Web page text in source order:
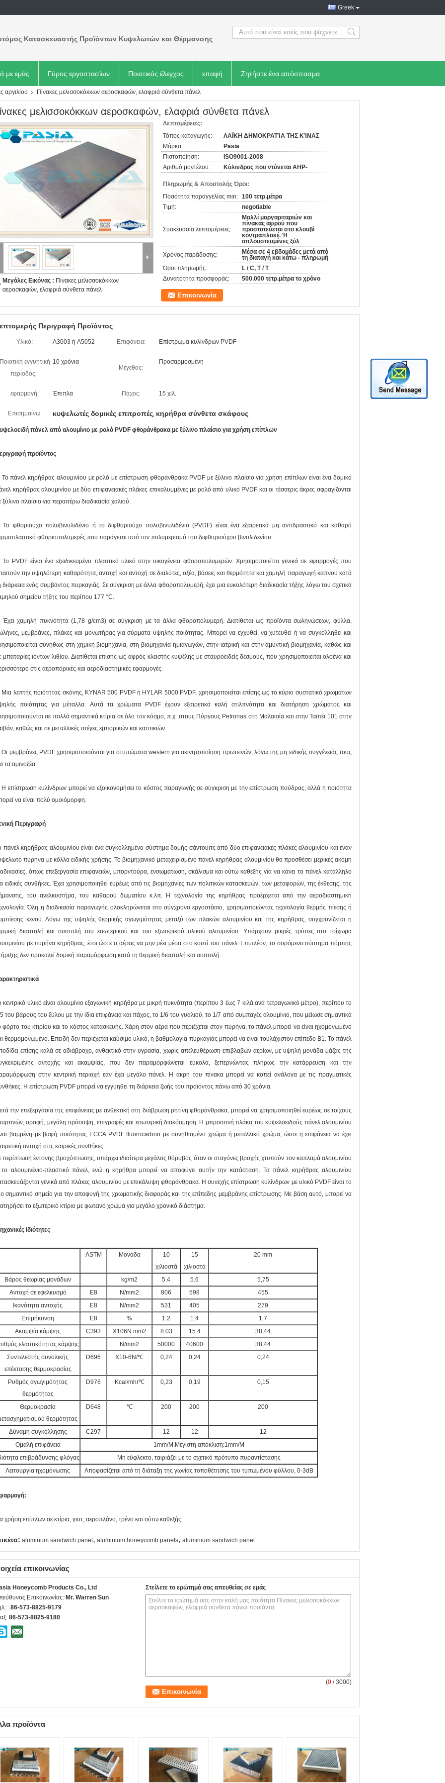
Greek
Κατασκευαστής Προϊόντων Κυψελωτών και Θέρμανσης
search
με εμάς Γύρος εργοστασίων Ποιοτικός έλεγχος επαφή Ζητήστε ένα απόσπασμα
αργιλίου Πίνακες μελισσοκόκκων αεροσκαφών, ελαφριά σύνθετα πάνελ
μελισσοκόκκων αεροσκαφών, ελαφριά σύνθετα πάνελ
Μεγάλες Εικόνας : Πίνακες μελισσοκόκκων
αεροσκαφών, ελαφριά σύνθετα πάνελ
Λεπτομέρειες:
Τόπος καταγωγής:
ΛΑΪΚΗ ΔΗΜΟΚΡΑΤΊΑ ΤΗΣ ΚΊΝΑΣ
Μάρκα:
Pasia
Πιστοποίηση:
ISO9001-2008
Αριθμό μοντέλου:
Κύλινδρος που ντύνεται AHP-
Πληρωμής & Αποστολής Όροι:
Ποσότητα παραγγελίας min: 100 τετρ.μέτρα
Τιμή:
negotiable
Συσκευασία λεπτομέρειες:
Μαλλί μαργαριταριών και
πίνακας αφρού που
προστατεύεται στο κλουβί
κοντραπλακέ. Ή
απλουστευμένες ξύλ
Χρόνος παράδοσης:
Μέσα σε 4 εβδομάδες μετά από
τη διαταγή και κάτω - πληρωμή
Όροι πληρωμής:
L / C, T / T
Δυνατότητα προσφοράς:
500.000 τετρ.μέτρα το χρόνο
Επικοινωνία
Περιγραφή Προϊόντος
Υλικό: A3003 ή A5052 Επιφάνεια: Επίστρωμα κυλίνδρων PVDF
Ποιοτική εγγυητική
περίοδος:
10 χρόνια
Μέγεθος:
Προσαρμοσμένη
εφαρμογή: Έπιπλα Πάχος: 15 χιλ.
Επισημαίνω: κυψελωτές δομικές επιτροπές, κηρήθρα σύνθετα σκάφους
πάνελ από αλουμίνιο με ρολό PVDF φθοράνθρακα με ξύλινο πλαίσιο για χρήση επίπλων
προϊόντος
Το πάνελ κηρήθρας αλουμινίου με ρολό με επίστρωση φθοράνθρακα PVDF με ξύλινο πλαίσιο για χρήση επίπλων είναι ένα δομικό
κηρήθρας αλουμινίου με δύο επιφανειακές πλάκες επικαλυμμένες με ρολό από υλικό PVDF και οι τέσσερις άκρες σφραγίζονται
ξύλινο πλαίσιο για περαιτέρω διαδικασία χαλιού.
Το φθοριούχο πολυβινυλιδένιο ή το διφθοριούχο πολυβινυλιδένιο (PVDF) είναι ένα εξαιρετικά μη αντιδραστικό και καθαρό
φθοριοπολυμερές που παράγεται από τον πολυμερισμό του διφθοριούχου βινυλιδενίου.
Το PVDF είναι ένα εξειδικευμένο πλαστικό υλικό στην οικογένεια φθοροπολυμερών. Χρησιμοποιείται γενικά σε εφαρμογές που
την υψηλότερη καθαρότητα, αντοχή και αντοχή σε διαλύτες, οξέα, βάσεις και θερμότητα και χαμηλή παραγωγή καπνού κατά
διάρκεια ενός συμβάντος πυρκαγιάς. Σε σύγκριση με άλλα φθοροπολυμερή, έχει μια ευκολότερη διαδικασία τήξης λόγω του σχετικά
σημείου τήξης του περίπου 177 °C.
Έχει χαμηλή πυκνότητα (1,78 g/cm3) σε σύγκριση με τα άλλα φθοροπολυμερή. Διατίθεται ως προϊόντα σωληνώσεων, φύλλα,
μεμβράνες, πλάκες και μονωτήρας για σύρματα υψηλής ποιότητας. Μπορεί να εγχυθεί, να χυτευθεί ή να συγκολληθεί και
συνήθως στη χημική βιομηχανία, στη βιομηχανία ημιαγωγών, στην ιατρική και στην αμυντική βιομηχανία, καθώς και
μπαταρίες ιόντων λιθίου. Διατίθεται επίσης ως αφρός κλειστής κυψέλης με σταυροειδείς δεσμούς, που χρησιμοποιείται ολοένα και
στις αεροπορικές και αεροδιαστημικές εφαρμογές.
Μια λεπτής ποιότητας σκόνης, KYNAR 500 PVDF ή HYLAR 5000 PVDF, χρησιμοποιείται επίσης ως το κύριο συστατικό χρωμάτων
ποιότητας για μέταλλα. Αυτά τα χρώματα PVDF έχουν εξαιρετικά καλή στιλπνότητα και διατήρηση χρώματος και
σε πολλά σημαντικά κτίρια σε όλο τον κόσμο, π.χ. στους Πύργους Petronas στη Μαλαισία και στην Ταϊπέι 101 στην
καθώς και σε μεταλλικές στέγες εμπορικών και κατοικιών.
Οι μεμβράνες PVDF χρησιμοποιούνται για στυπώματα western για ακινητοποίηση πρωτεϊνών, λόγω της μη ειδικής συγγένειάς τους
τα αμινοξέα.
Η επίστρωση κυλίνδρων μπορεί να εξοικονομήσει το κόστος παραγωγής σε σύγκριση με την επίστρωση πούδρας, αλλά η ποιότητα
να είναι πολύ ομοιόμορφη.
Περιγραφή
πάνελ κηρήθρας αλουμινίου είναι ένα συγκολλημένο σύστημα δομής σάντουιτς από δύο επιφανειακές πλάκες αλουμινίου και έναν
πυρήνα με κόλλα ειδικής χρήσης. Το βιομηχανικό μεταχειρισμένο πάνελ κηρήθρας αλουμινίου θα προσθέσει μερικές ακόμη
όπως επεξεργασία επιφανειών, μπορντούρα, ενσωμάτωση, σκάλισμα και ούτω καθεξής για να κάνει το πάνελ κατάλληλο
ειδικές συνθήκες. Έχει χρησιμοποιηθεί ευρέως από τις βιομηχανίες των πολιτικών κατασκευών, των μεταφορών, της έκθεσης, της
του ανελκυστήρα, του καθαρού δωματίου κ.λπ. Η τεχνολογία της κηρήθρας προέρχεται από την αεροδιαστημική
Όλη η διαδικασία παραγωγής ολοκληρώνεται στο σύγχρονο εργοστάσιο, χρησιμοποιώντας τεχνολογία θερμής πίεσης ή
κενού. Λόγω της υψηλής θερμικής αγωγιμότητας μεταξύ των πλακών αλουμινίου και της κηρήθρας, συγχρονίζεται η
διαστολή και συστολή του εσωτερικού και του εξωτερικού υλικού αλουμινίου. Υπάρχουν μικρές τρύπες στο τοίχωμα
με πυρήνα κηρήθρας, έτσι ώστε ο αέρας να μην ρέει μέσα στο κουτί του πάνελ. Επιπλέον, το συρόμενο σύστημα πόρπης
δεν προκαλεί δομική παραμόρφωση κατά τη θερμική διαστολή και συστολή.
κεντρικό υλικό είναι αλουμίνιο εξαγωνική κηρήθρα με μικρή πυκνότητα (περίπου 3 έως 7 κιλά ανά τετραγωνικό μέτρο), περίπου το
του βάρους του ξύλου με την ίδια επιφάνεια και πάχος, το 1/6 του γυαλιού, το 1/7 από συμπαγές αλουμίνιο, που μείωσε σημαντικά
φόρτο του κτιρίου και το κόστος κατασκευής. Χάρη στον αέρα που περιέχεται στον πυρήνα, το πάνελ μπορεί να είναι ηχομονωμένο
θερμομονωμένο. Επειδή δεν περιέχεται καύσιμο υλικό, η βαθμολογία πυρκαγιάς μπορεί να είναι τουλάχιστον επίπεδο Β1. Το πάνελ
επίσης καλά σε αδιάβροχο, ανθεκτικό στην υγρασία, χωρίς απελευθέρωση επιβλαβών αερίων, με υψηλή μονάδα μάζας της
αντοχής και ακαμψίας, που δεν παραμορφώνεται εύκολα, ξεπερνώντας πλήρως την κατάρρευση και την
στην κεντρική περιοχή εάν έχει μεγάλο πάνελ. Η άκρη του πίνακα μπορεί να κοπεί ανάλογα με τις πραγματικές
Η επίστρωση PVDF μπορεί να εγγυηθεί τη διάρκεια ζωής του προϊόντος πάνω από 30 χρόνια.
την επεξεργασία της επιφάνειας με ανθεκτική στη διάβρωση ρητίνη φθοράνθρακα, μπορεί να χρησιμοποιηθεί ευρέως σε τοίχους
οροφή, μεγάλη πρόσοψη, επιγραφές και εσωτερική διακόσμηση. Η μπροστινή πλάκα του κυψελοειδούς πάνελ αλουμινίου
βαμμένη με βαφή ποιότητας ECCA PVDF fluorocarbon με συνηθισμένο χρώμα ή μεταλλικό χρώμα, ώστε η επιφάνεια να έχει
αντοχή στις καιρικές συνθήκες.
περίπτωση έντονης βροχόπτωσης, υπάρχει ιδιαίτερα μεγάλος θόρυβος όταν οι σταγόνες βροχής χτυπούν τον καπλαμά αλουμινίου
αλουμινένιο-πλαστικό πάνελ, ενώ η κηρήθρα μπορεί να αποφύγει αυτήν την κατάσταση. Τα πάνελ κηρήθρας αλουμινίου
γενικά από πλάκες αλουμινίου με επικάλυψη φθοράνθρακα. Η συνεχής επίστρωση κυλίνδρων με υλικό PVDF είναι το
σημαντικό σημείο για την αποφυγή της χρωματικής διαφοράς και της επίπεδης μεμβράνης επίστρωσης. Με βάση αυτό, μπορεί να
το εξωτερικό κτίριο με φωτεινό χρώμα για μεγάλο χρονικό διάστημα.
Ιδιότητες
ASTM Μονάδα
10
χιλιοστά
15
χιλιοστά
20 mm
Βάρος θεωρίας μονάδων kg/m2 5.4 5.6
5,75
Αντοχή σε εφελκυσμό
Ε8 N/mm2 806 598
455
Ικανότητα αντοχής
Ε8 N/mm2 531 405
279
Επιμήκυνση
Ε8 % 1.2 1.4
1.7
Ακαμψία κάμψης
C393 X106N.mm2 8.03 15.4
38,44
ελαστικότητας κάμψης
N/mm2 50000 40600
38,44
Συντελεστής συνολικής
επέκτασης θερμοκρασίας
D696 X10-6N/℃ 0,24 0,24 0,24
Ρυθμός αγωγιμότητας
θερμότητας
D976 Kcal/mhr℃ 0,23 0,19 0,15
Θερμοκρασία
θερμότητας
D648 ℃ 200 200 200
Δύναμη συγκόλλησης C297 12 12
12
Ομαλή επιφάνεια
1mm/M.Μέγιστη απόκλιση:1mm/M
επιβράδυνσης φλόγας
Μη εύφλεκτο, ταιριάζει με το σχετικό πρότυπο πυραντίστασης
Λειτουργία ηχομόνωσης
Αποφασίζεται από τη διάταξη της γωνίας τοποθέτησης του τυπωμένου φύλλου, 0-3dB
χρήση επίπλων σε κτίρια, γιοτ, αεροπλάνο, τρένο και ούτω καθεξής.
aluminum sandwich panel , aluminium honeycomb panels, aluminium sandwich panel
επικοινωνίας
Honeycomb Products Co., Ltd
Επικοινωνίας: Mr. Warren Sun
86-573-8825-9179
86-573-8825-9180
Στείλετε το ερώτημά σας απευθείας σε εμάς
(0 / 3000)
προϊόντα